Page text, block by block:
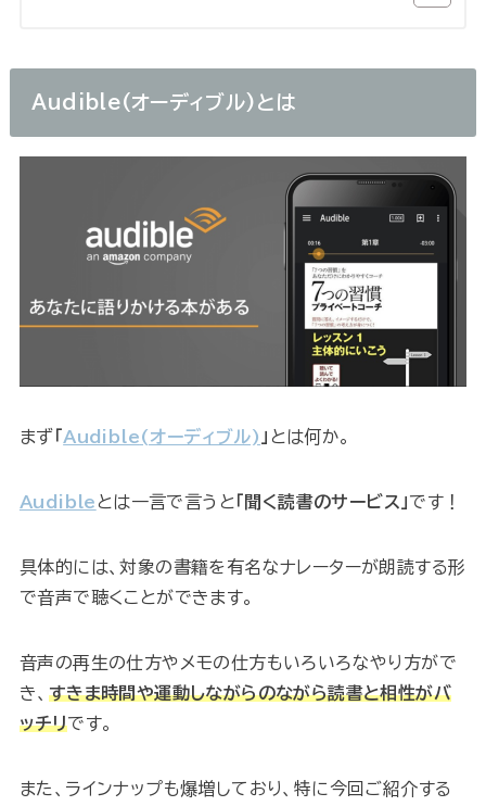
Audible(オーディブル)とは
まず Audible(オーディブル) 」 とは何か。
Audible とは一言で言うと 「聞く読書のサービス」です！
具体的には、対象の書籍を有名なナレーターが朗読する形
で音声で聴くことができます。
音声の再生の仕方やメモの仕方もいろいろなやり方がで
き、 すきま時間や運動しながらのながら読書と相性がバ
ッチリです。
また、ラインナップも爆増しており、特に今回ご紹介する